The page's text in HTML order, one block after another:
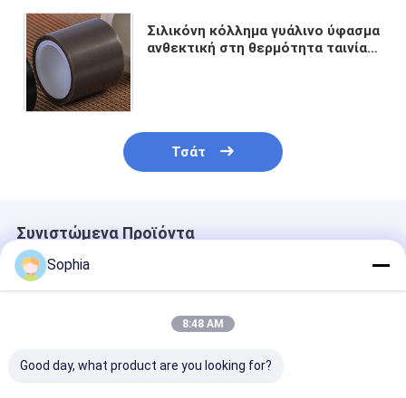
Σιλικόνη κόλλημα γυάλινο ύφασμα
ανθεκτική στη θερμότητα ταινία
Τσάτ
Συνιστώμενα Προϊόντα
Sophia
8:48 AM
Good day, what product are you looking for?